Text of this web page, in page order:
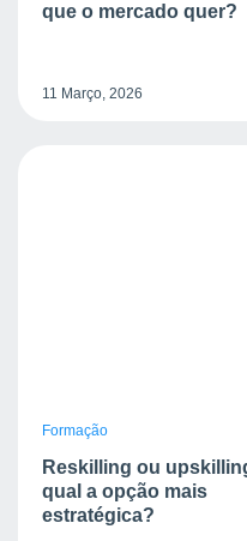
11 Março, 2026
que o mercado quer?
Formação
Reskilling ou
qual a opção mais
estratégica?